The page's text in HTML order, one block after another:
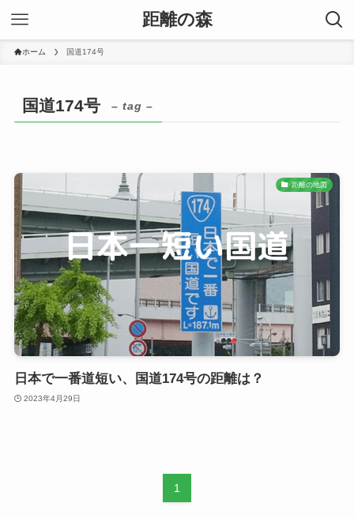
距離の森
ホーム 国道174号
国道174号 – tag –
距離の地図
日本で一番道短い、国道174号の距離は？
2023年4月29日
1